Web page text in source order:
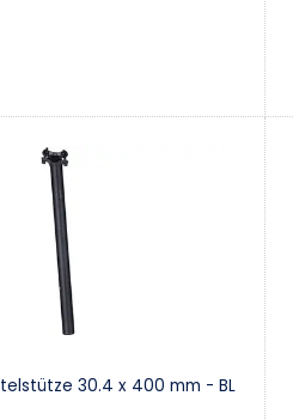
30.4 x 400 mm - BL